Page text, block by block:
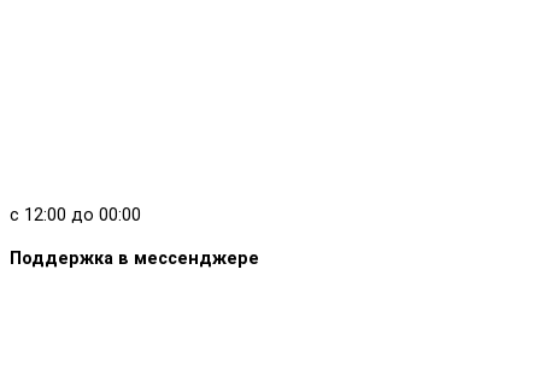
с 12:00 до 00:00
Поддержка в мессенджере